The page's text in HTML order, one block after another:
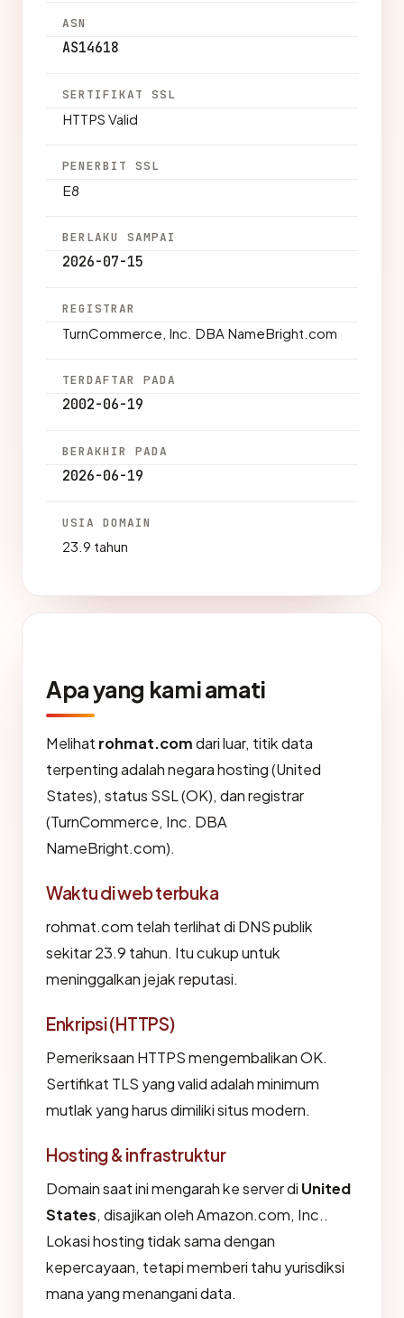
ASN
AS14618
SERTIFIKAT SSL
HTTPS Valid
PENERBIT SSL
E8
BERLAKU SAMPAI
2026-07-15
REGISTRAR
TurnCommerce, Inc. DBA NameBright.com
TERDAFTAR PADA
2002-06-19
BERAKHIR PADA
2026-06-19
USIA DOMAIN
23.9 tahun
Apa yang kami amati
Melihat rohmat.comdari luar, titik data
terpenting adalah negara hosting (United
States), status SSL (OK), dan registrar
(TurnCommerce, Inc. DBA
NameBright.com).
Waktu di web terbuka
rohmat.com telah terlihat di DNS publik
sekitar 23.9 tahun. Itu cukup untuk
meninggalkan jejak reputasi.
Enkripsi (HTTPS)
Pemeriksaan HTTPS mengembalikan OK.
Sertifikat TLS yang valid adalah minimum
mutlak yang harus dimiliki situs modern.
Hosting & infrastruktur
Domain saat ini mengarah ke server di United
States, disajikan oleh Amazon.com, Inc..
Lokasi hosting tidak sama dengan
kepercayaan, tetapi memberi tahu yurisdiksi
mana yang menangani data.